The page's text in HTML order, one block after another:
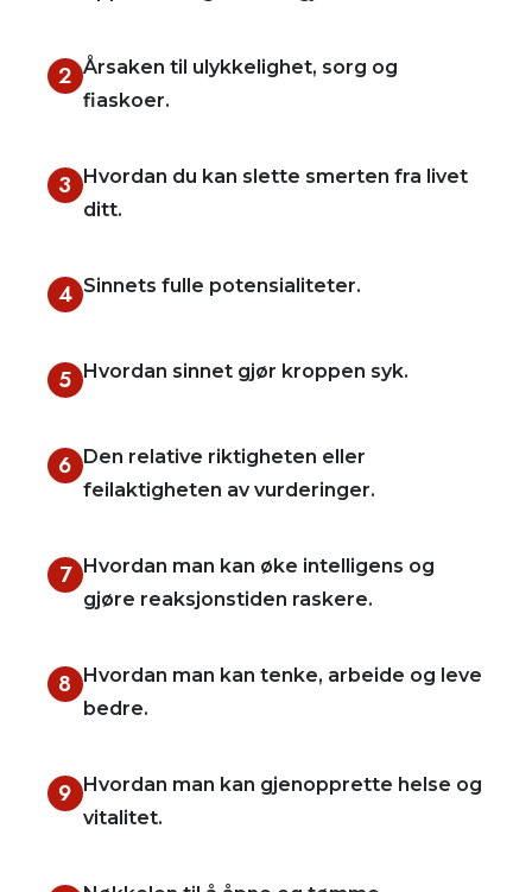
2 Årsaken til ulykkelighet, sorg og
fiaskoer.
3
Hvordan du kan slette smerten fra livet
ditt.
4 Sinnets fulle potensialiteter.
5 Hvordan sinnet gjør kroppen syk.
6 Den relative riktigheten eller
feilaktigheten av vurderinger.
7 Hvordan man kan øke intelligens og
gjøre reaksjonstiden raskere.
8
Hvordan man kan tenke, arbeide og leve
bedre.
9 Hvordan man kan gjenopprette helse og
vitalitet.